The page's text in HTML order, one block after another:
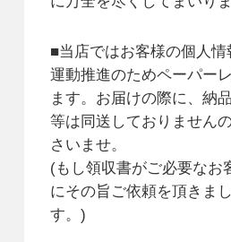
■当店ではお客様の個人
運動推進のためペーパー
ます。お届けの際に、納
等は同送しておりません
さいませ。
(もし領収書がご必要なお
にその旨ご依頼を頂きま
す。)